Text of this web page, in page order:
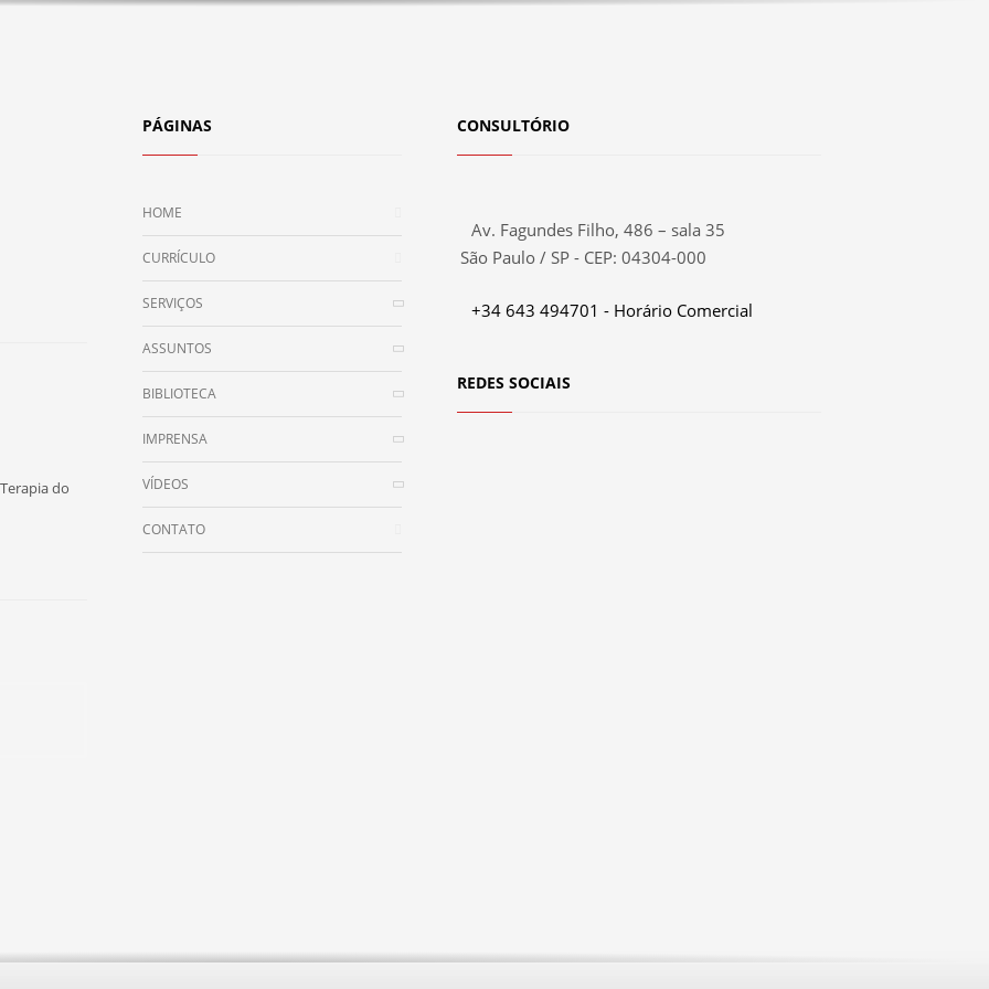
Terapia do
PÁGINAS
HOME
CURRÍCULO
SERVIÇOS
ASSUNTOS
BIBLIOTECA
IMPRENSA
VÍDEOS
CONTATO
CONSULTÓRIO
Av. Fagundes Filho, 486 – sala 35
São Paulo / SP - CEP: 04304-000
+34 643 494701 - Horário Comercial
REDES SOCIAIS